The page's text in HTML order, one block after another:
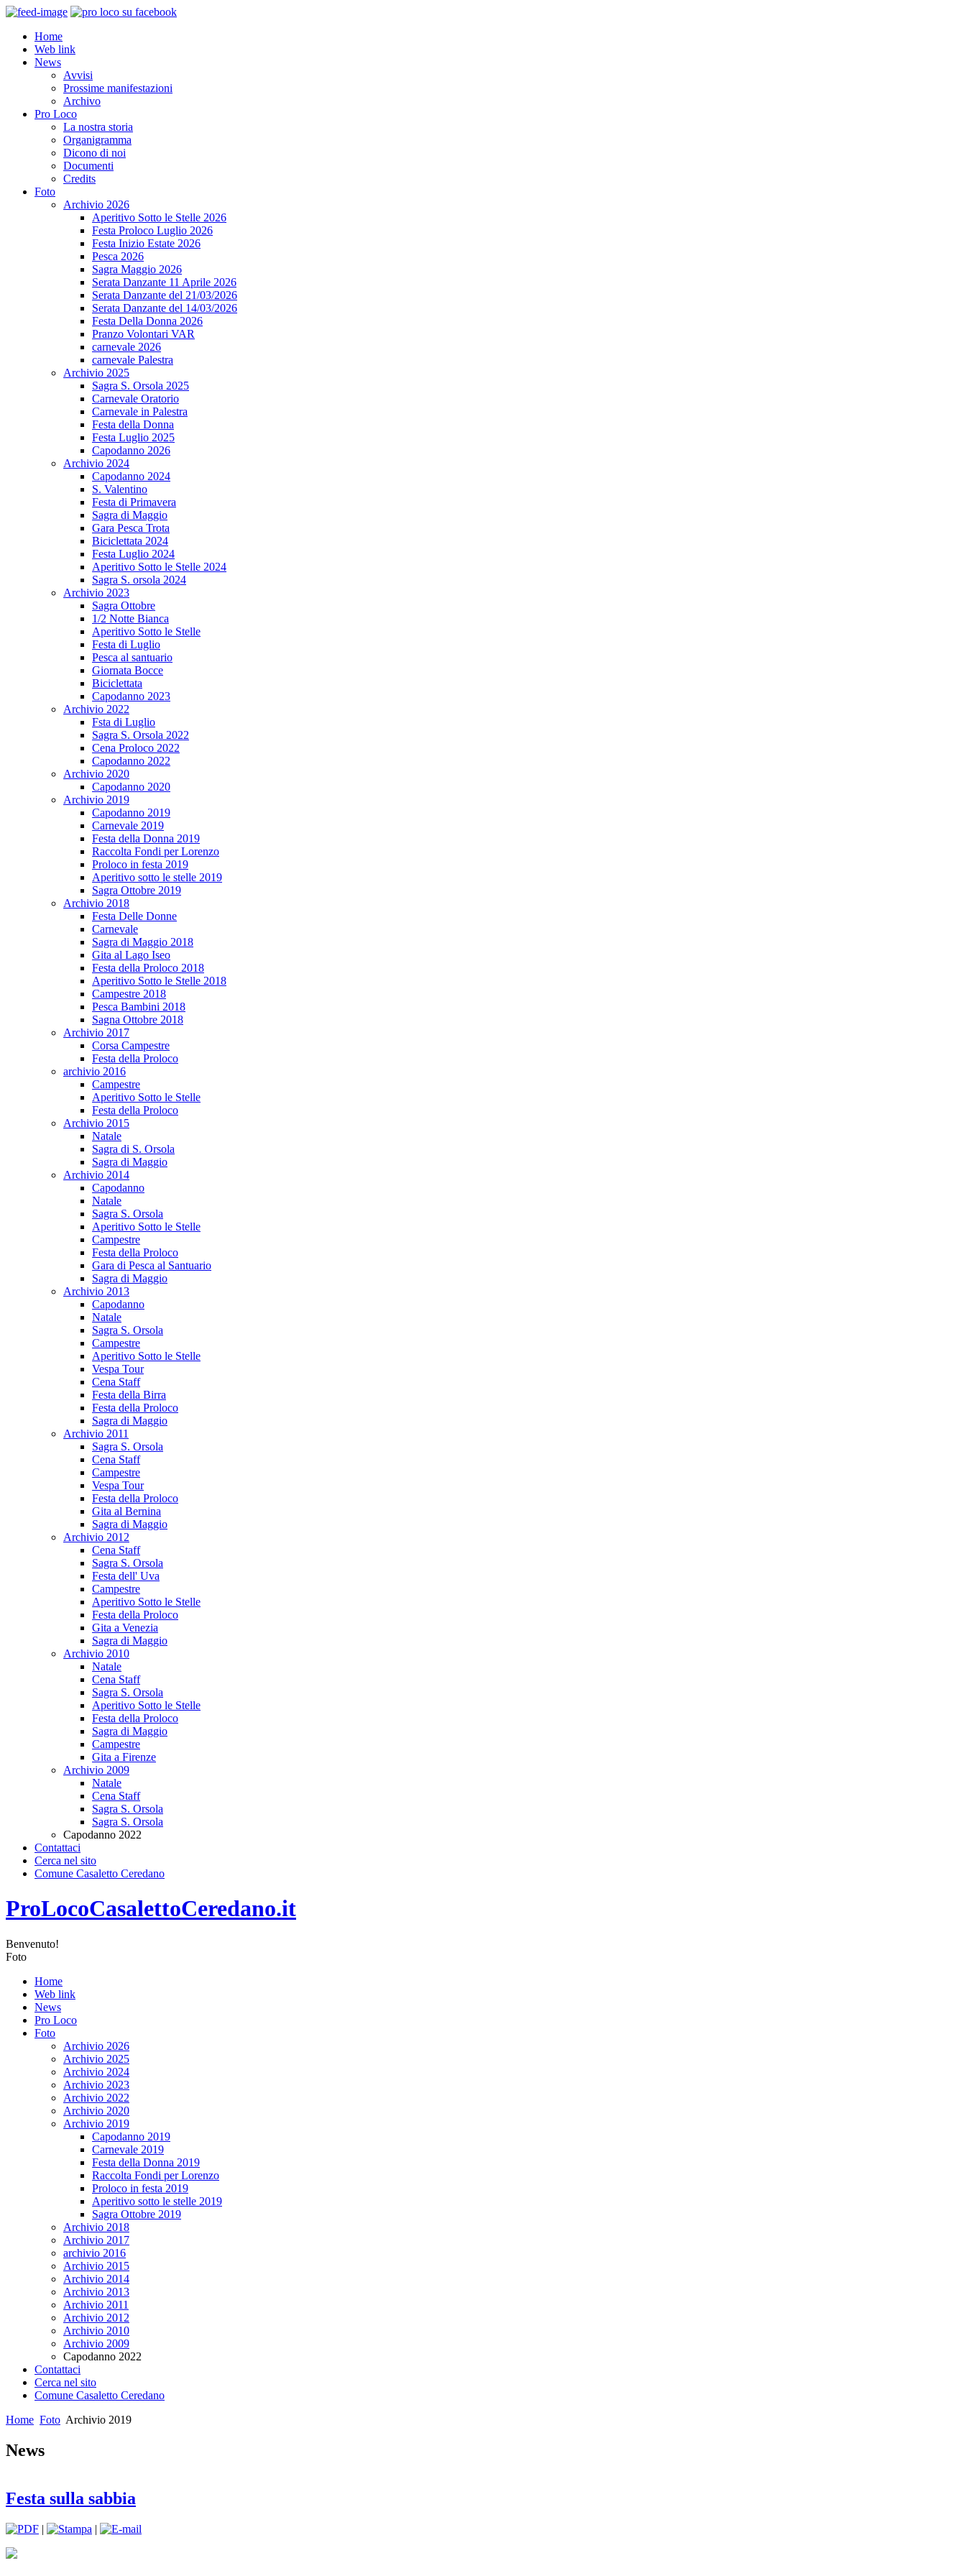
Home
Web link
News
Avvisi
Prossime manifestazioni
Archivo
Pro Loco
La nostra storia
Organigramma
Dicono di noi
Documenti
Credits
Foto
Archivio 2026
Aperitivo Sotto le Stelle 2026
Festa Proloco Luglio 2026
Festa Inizio Estate 2026
Pesca 2026
Sagra Maggio 2026
Serata Danzante 11 Aprile 2026
Serata Danzante del 21/03/2026
Serata Danzante del 14/03/2026
Festa Della Donna 2026
Pranzo Volontari VAR
carnevale 2026
carnevale Palestra
Archivio 2025
Sagra S. Orsola 2025
Carnevale Oratorio
Carnevale in Palestra
Festa della Donna
Festa Luglio 2025
Capodanno 2026
Archivio 2024
Capodanno 2024
S. Valentino
Festa di Primavera
Sagra di Maggio
Gara Pesca Trota
Biciclettata 2024
Festa Luglio 2024
Aperitivo Sotto le Stelle 2024
Sagra S. orsola 2024
Archivio 2023
Sagra Ottobre
1/2 Notte Bianca
Aperitivo Sotto le Stelle
Festa di Luglio
Pesca al santuario
Giornata Bocce
Biciclettata
Capodanno 2023
Archivio 2022
Fsta di Luglio
Sagra S. Orsola 2022
Cena Proloco 2022
Capodanno 2022
Archivio 2020
Capodanno 2020
Archivio 2019
Capodanno 2019
Carnevale 2019
Festa della Donna 2019
Raccolta Fondi per Lorenzo
Proloco in festa 2019
Aperitivo sotto le stelle 2019
Sagra Ottobre 2019
Archivio 2018
Festa Delle Donne
Carnevale
Sagra di Maggio 2018
Gita al Lago Iseo
Festa della Proloco 2018
Aperitivo Sotto le Stelle 2018
Campestre 2018
Pesca Bambini 2018
Sagna Ottobre 2018
Archivio 2017
Corsa Campestre
Festa della Proloco
archivio 2016
Campestre
Aperitivo Sotto le Stelle
Festa della Proloco
Archivio 2015
Natale
Sagra di S. Orsola
Sagra di Maggio
Archivio 2014
Capodanno
Natale
Sagra S. Orsola
Aperitivo Sotto le Stelle
Campestre
Festa della Proloco
Gara di Pesca al Santuario
Sagra di Maggio
Archivio 2013
Capodanno
Natale
Sagra S. Orsola
Campestre
Aperitivo Sotto le Stelle
Vespa Tour
Cena Staff
Festa della Birra
Festa della Proloco
Sagra di Maggio
Archivio 2011
Sagra S. Orsola
Cena Staff
Campestre
Vespa Tour
Festa della Proloco
Gita al Bernina
Sagra di Maggio
Archivio 2012
Cena Staff
Sagra S. Orsola
Festa dell' Uva
Campestre
Aperitivo Sotto le Stelle
Festa della Proloco
Gita a Venezia
Sagra di Maggio
Archivio 2010
Natale
Cena Staff
Sagra S. Orsola
Aperitivo Sotto le Stelle
Festa della Proloco
Sagra di Maggio
Campestre
Gita a Firenze
Archivio 2009
Natale
Cena Staff
Sagra S. Orsola
Sagra S. Orsola
Capodanno 2022
Contattaci
Cerca nel sito
Comune Casaletto Ceredano
ProLocoCasalettoCeredano.it
Benvenuto!
Foto
Home
Web link
News
Pro Loco
Foto
Archivio 2026
Archivio 2025
Archivio 2024
Archivio 2023
Archivio 2022
Archivio 2020
Archivio 2019
Capodanno 2019
Carnevale 2019
Festa della Donna 2019
Raccolta Fondi per Lorenzo
Proloco in festa 2019
Aperitivo sotto le stelle 2019
Sagra Ottobre 2019
Archivio 2018
Archivio 2017
archivio 2016
Archivio 2015
Archivio 2014
Archivio 2013
Archivio 2011
Archivio 2012
Archivio 2010
Archivio 2009
Capodanno 2022
Contattaci
Cerca nel sito
Comune Casaletto Ceredano
Home Foto Archivio 2019
News
Festa sulla sabbia
| |